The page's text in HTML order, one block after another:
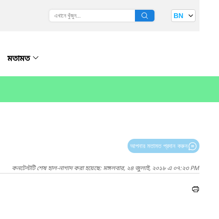
BN
মতামত
আপনার মতামত প্রদান করুন
কনটেন্টটি শেষ হাল-নাগাদ করা হয়েছে: মঙ্গলবার, ২৪ জুলাই, ২০১৮ এ ০৭:২৩ PM